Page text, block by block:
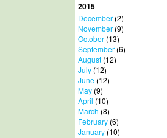
2015
December(2)
November(9)
October(13)
September(6)
August(12)
July(12)
June(12)
May(9)
April (10)
March (8)
February(6)
January(10)